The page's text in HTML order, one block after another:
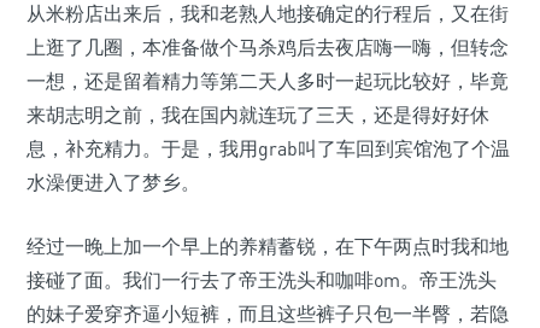
从米粉店出来后，我和老熟人地接确定的行程后，又在街
上逛了几圈，本准备做个马杀鸡后去夜店嗨一嗨，但转念
一想，还是留着精力等第二天人多时一起玩比较好，毕竟
来胡志明之前，我在国内就连玩了三天，还是得好好休
息，补充精力。于是，我用grab叫了车回到宾馆泡了个温
水澡便进入了梦乡。
经过一晚上加一个早上的养精蓄锐，在下午两点时我和地
接碰了面。我们一行去了帝王洗头和咖啡om。帝王洗头
的妹子爱穿齐逼小短裤，而且这些裤子只包一半臀，若隐